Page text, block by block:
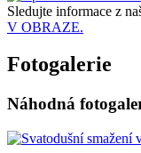
Sledujte informace z
V OBRAZE.
Fotogalerie
Náhodná